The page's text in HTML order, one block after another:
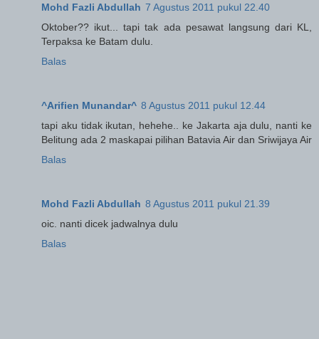
Mohd Fazli Abdullah 7 Agustus 2011 pukul 22.40
Oktober?? ikut... tapi tak ada pesawat langsung dari KL,
Terpaksa ke Batam dulu.
Balas
^Arifien Munandar^ 8 Agustus 2011 pukul 12.44
tapi aku tidak ikutan, hehehe.. ke Jakarta aja dulu, nanti ke
Belitung ada 2 maskapai pilihan Batavia Air dan Sriwijaya Air
Balas
Mohd Fazli Abdullah 8 Agustus 2011 pukul 21.39
oic. nanti dicek jadwalnya dulu
Balas